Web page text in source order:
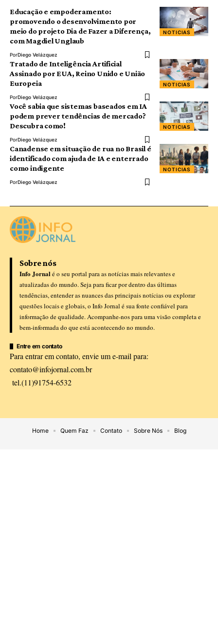
NOTICIAS
Educação e empoderamento:
promovendo o desenvolvimento por
meio do projeto Dia de Fazer a Diferença,
com Magdiel Unglaub
PorDiego Velázquez
NOTICIAS
Tratado de Inteligência Artificial
Assinado por EUA, Reino Unido e União
Europeia
PorDiego Velázquez
NOTICIAS
Você sabia que sistemas baseados em IA
podem prever tendências de mercado?
Descubra como!
PorDiego Velázquez
NOTICIAS
Canadense em situação de rua no Brasil é
identificado com ajuda de IA e enterrado
como indigente
PorDiego Velázquez
Sobre nós
Info Jornal é o seu portal para as notícias mais relevantes e
atualizadas do mundo. Seja para ficar por dentro das últimas
tendências, entender as nuances das principais notícias ou explorar
questões locais e globais, o Info Jornal é sua fonte confiável para
informação de qualidade. Acompanhe-nos para uma visão completa e
bem-informada do que está acontecendo no mundo.
Entre em contato
Para entrar em contato, envie um e-mail para:
contato@infojornal.com.br
tel.(11)91754-6532
Home Quem Faz Contato Sobre Nós Blog